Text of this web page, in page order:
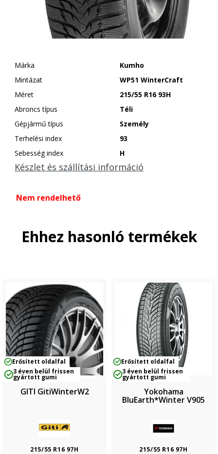
Márka
Kumho
Mintázat
WP51 WinterCraft
Méret
215/55 R16 93H
Abroncs típus
Téli
Gépjármű típus
Személy
Terhelési index
93
Sebesség index
H
Készlet és szállítási információ
Nem rendelhető
Ehhez hasonló termékek
Erősített oldalfal
3 éven belül frissen
gyártott gumi
GITI GitiWinterW2
215/55 R16 97H
Erősített oldalfal
3 éven belül frissen
gyártott gumi
Yokohama
BluEarth*Winter V905
215/55 R16 97H